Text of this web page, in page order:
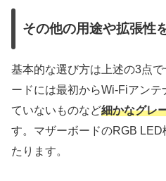
その他の用途や拡張性
基本的な選び方は上述の3点
ードには最初からWi-Fiアン
ていないものなど細かなグレ
す。マザーボードのRGB
たります。